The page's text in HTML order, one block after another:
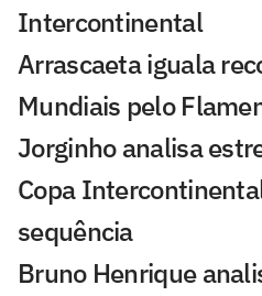
Intercontinental
Arrascaeta iguala
Mundiais pelo
Jorginho analisa
Copa
sequência
Bruno Henrique